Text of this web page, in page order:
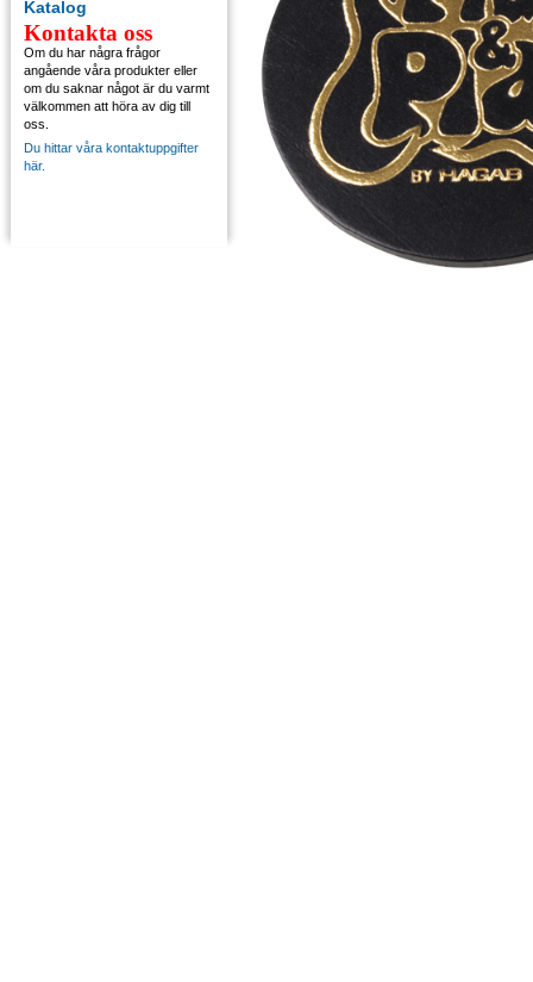
Katalog
Kontakta oss
Om du har några frågor
angående våra produkter eller
om du saknar något är du varmt
välkommen att höra av dig till
oss.
Du hittar våra kontaktuppgifter
här.